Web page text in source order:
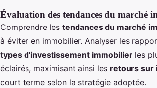
Évaluation des tendances du marché
Comprendre les tendances du marché
à éviter en immobilier. Analyser les
types d'investissement immobilier les
éclairés, maximisant ainsi les retours sur
court terme selon la stratégie adoptée.